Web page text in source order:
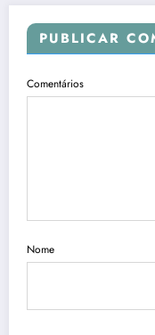
PUBLICAR
Comentários
Nome